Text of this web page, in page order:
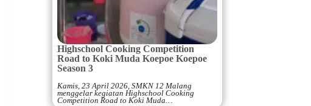
Highschool Cooking Competition
Road to Koki Muda Koepoe Koepoe
Season 3
Kamis, 23 April 2026, SMKN 12 Malang
menggelar kegiatan Highschool Cooking
Competition Road to Koki Muda…